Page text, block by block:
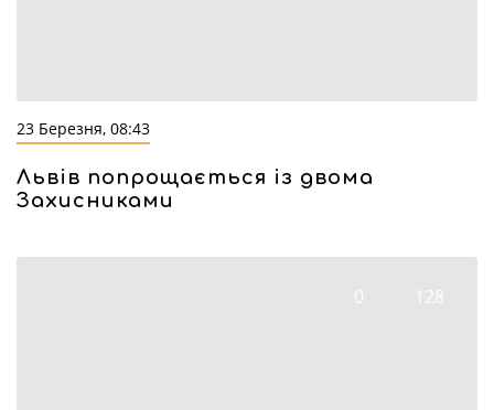
23 Березня, 08:43
Львів попрощається із двома
Захисниками
0 128